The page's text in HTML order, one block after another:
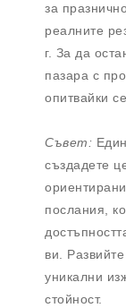
за
реалните
г. За да
пазара с
опитвайки
Съвет:
създадете
послания,
ви.
уникални
стойност.